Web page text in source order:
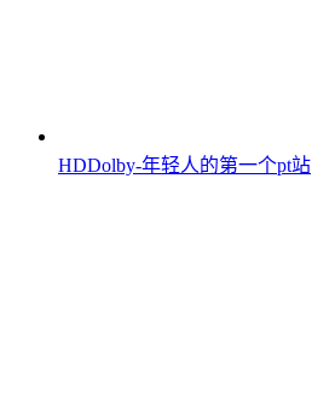
HDDolby-年轻人的第一个pt站